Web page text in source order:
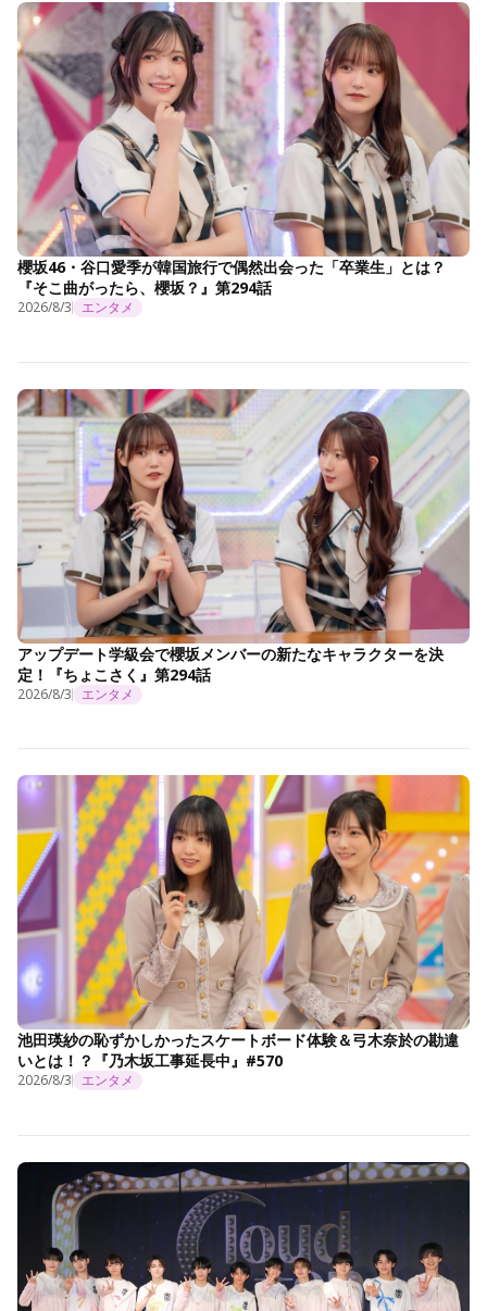
櫻坂46・谷口愛季が韓国旅行で偶然出会った「卒業生」とは？
『そこ曲がったら、櫻坂？』第294話
2026/8/3 エンタメ
アップデート学級会で櫻坂メンバーの新たなキャラクターを決
定！『ちょこさく』第294話
2026/8/3 エンタメ
池田瑛紗の恥ずかしかったスケートボード体験＆弓木奈於の勘違
いとは！？『乃木坂工事延長中』#570
2026/8/3 エンタメ